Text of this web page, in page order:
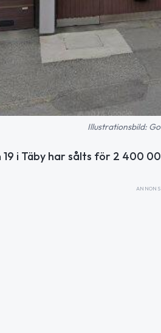
Illustrationsbild:
i Täby har sålts för 2 400
ANNONS